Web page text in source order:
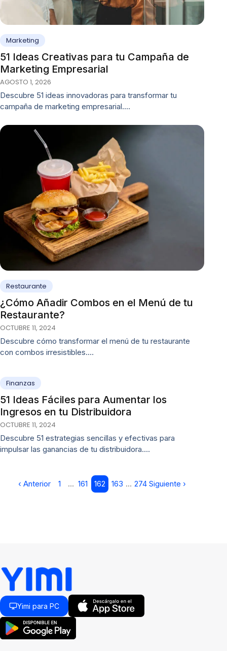
Marketing
51 Ideas Creativas para tu Campaña de
Marketing Empresarial
AGOSTO 1, 2026
Descubre 51 ideas innovadoras para transformar tu
campaña de marketing empresarial.…
Restaurante
¿Cómo Añadir Combos en el Menú de tu
Restaurante?
OCTUBRE 11, 2024
Descubre cómo transformar el menú de tu restaurante
con combos irresistibles.…
Finanzas
51 Ideas Fáciles para Aumentar los
Ingresos en tu Distribuidora
OCTUBRE 11, 2024
Descubre 51 estrategias sencillas y efectivas para
impulsar las ganancias de tu distribuidora.…
‹ Anterior 1 … 161 162 163 … 274 Siguiente ›
Yimi para PC